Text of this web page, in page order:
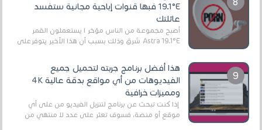
19.1°E فبها قنوات إباحية مجانية ستفسد
عائلتك
أصبح مجموعة من الناس مؤخر ا يستعملون القمر
Astra 19.1°E شرق وذلك بسبب أن هذا الأخير يتوفرعلى
هذا أفضل برنامج جربته لتحميل جميع
الفيديوهات من أي مواقع بدقة عالية 4K
ومميزات خرافية
إذا كنت تبحث عن برنامج لتنزيل الفيديو من على أي
موقع أو منصة، فسوف تعثر على عدد لا منتهي من